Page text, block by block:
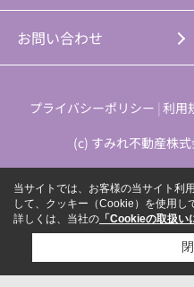
お問い合わせ
プライバシーポリシー 利用
(c) すみれ不動産株
当サイトでは、お客様の当サイト利
して、クッキー（Cookie）を使用し
詳しくは、当社の 「Cookieの取扱い